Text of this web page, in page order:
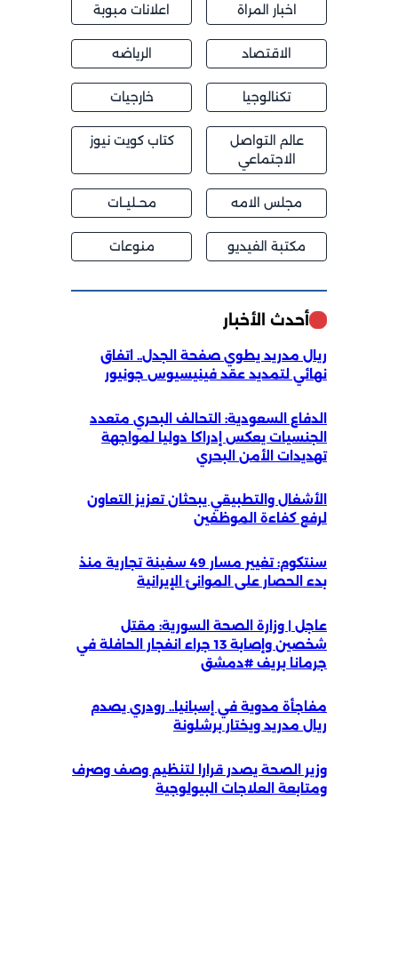
اخبار المراة اعلانات مبوبة
الاقتصاد الرياضه
تكنالوجيا خارجيات
عالم التواصل
الاجتماعي
كتاب كويت نيوز
مجلس الامه محــليــات
مكتبة الفيديو منوعات
أحدث الأخبار
ريال مدريد يطوي صفحة الجدل.. اتفاق
نهائي لتمديد عقد فينيسيوس جونيور
الدفاع السعودية: التحالف البحري متعدد
الجنسيات يعكس إدراكا دوليا لمواجهة
تهديدات الأمن البحري
الأشغال والتطبيقي يبحثان تعزيز التعاون
لرفع كفاءة الموظفين
سنتكوم: تغيير مسار 49 سفينة تجارية منذ
بدء الحصار على الموانئ الإيرانية
عاجل | وزارة الصحة السورية: مقتل
شخصين وإصابة 13 جراء انفجار الحافلة في
جرمانا بريف #دمشق
مفاجأة مدوية في إسبانيا.. رودري يصدم
ريال مدريد ويختار برشلونة
وزير الصحة يصدر قرارا لتنظيم وصف وصرف
ومتابعة العلاجات البيولوجية